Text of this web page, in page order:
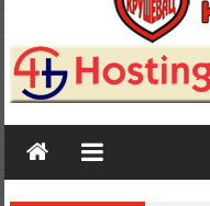
Atletski klub